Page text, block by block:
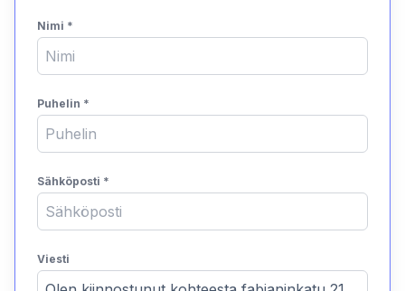
Nimi *
Puhelin *
Sähköposti *
Viesti